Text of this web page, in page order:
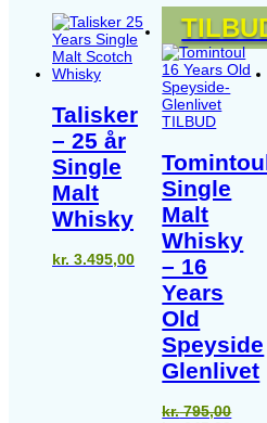
Talisker
– 25 år
Single
Malt
Whisky
kr. 3.495,00
TILBUD
Single
Malt
Whisky
– 16
Years
Old
Speyside
Glenlivet
kr.795,00